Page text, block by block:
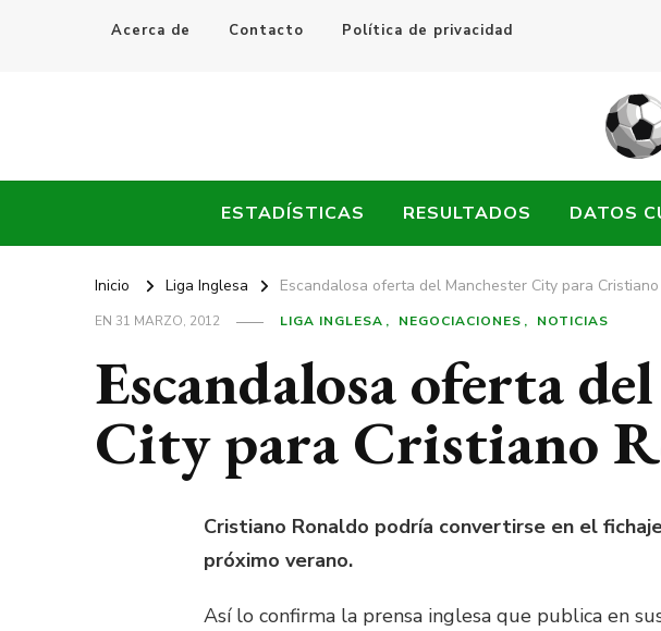
Acerca de Contacto Política de privacidad
Every Fútbol
ESTADÍSTICAS RESULTADOS DATOS
Inicio Liga Inglesa Escandalosa oferta del Manchester City para
EN 31 MARZO, 2012 LIGA INGLESA NEGOCIACIONES NOTICIAS
Escandalosa oferta
City para Cristiano
Cristiano Ronaldo podría convertirse en el
próximo verano.
Así lo confirma la prensa inglesa que publica en